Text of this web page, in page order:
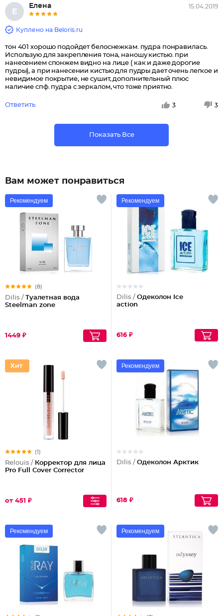
Е
Елена 15.04.2019
Куплено на Beloris.ru
тон 401 хорошо подойдет белоснежкам. пудра понравилась.
Использую для закрепления тона, наношу кистью. при
нанесением спонжем видно на лице ( как и даже дорогие
пудры), а при нанесении кистью для пудры дает очень легкое и
невидимое покрытие, не сушит, дополнительный плюс
наличие спф. пудра с зеркалом, что тоже приятно.
Ответить 3 3
Показать Все
Вам может понравиться
Рекомендуем
(8)
Dilis / Туалетная вода
Steelman zone
1449 ₽
Рекомендуем
Dilis / Одеколон Ice
action
616 ₽
(1)
Relouis / Корректор для лица
Pro Full Cover Corrector
от 451 ₽
Рекомендуем
Dilis / Одеколон Арктик
618 ₽
Рекомендуем Рекомендуем